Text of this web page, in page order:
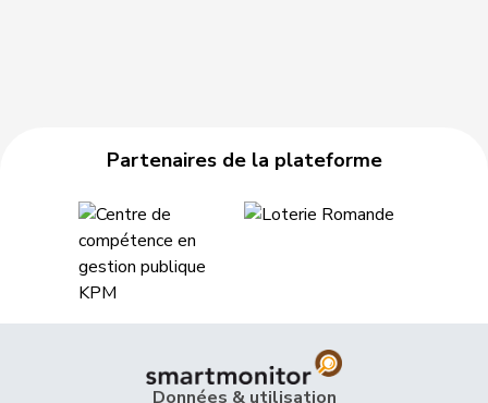
Partenaires de la plateforme
Données & utilisation